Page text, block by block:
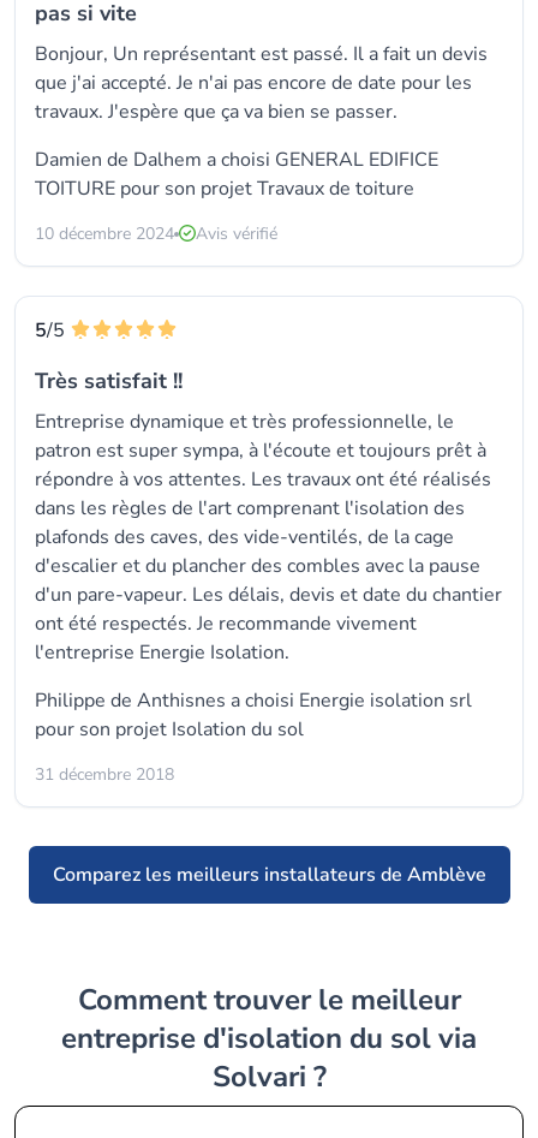
pas si vite
Bonjour, Un représentant est passé. Il a fait un devis
que j'ai accepté. Je n'ai pas encore de date pour les
travaux. J'espère que ça va bien se passer.
Damien de Dalhem a choisi GENERAL EDIFICE
TOITURE pour son projet Travaux de toiture
10 décembre 2024 Avis vérifié
5/5
Très satisfait !!
Entreprise dynamique et très professionnelle, le
patron est super sympa, à l'écoute et toujours prêt à
répondre à vos attentes. Les travaux ont été réalisés
dans les règles de l'art comprenant l'isolation des
plafonds des caves, des vide-ventilés, de la cage
d'escalier et du plancher des combles avec la pause
d'un pare-vapeur. Les délais, devis et date du chantier
ont été respectés. Je recommande vivement
l'entreprise Energie Isolation.
Philippe de Anthisnes a choisi Energie isolation srl
pour son projet Isolation du sol
31 décembre 2018
Comparez les meilleurs installateurs de Amblève
Comment trouver le meilleur
entreprise d'isolation du sol via
Solvari ?